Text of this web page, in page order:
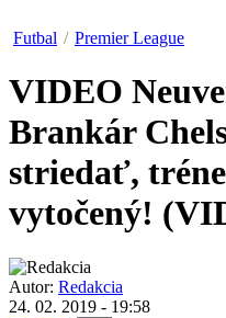
Futbal / Premier League
VIDEO
Brankár
striedať,
vytočený!
Autor: Redakcia
24. 02. 2019 - 19:58